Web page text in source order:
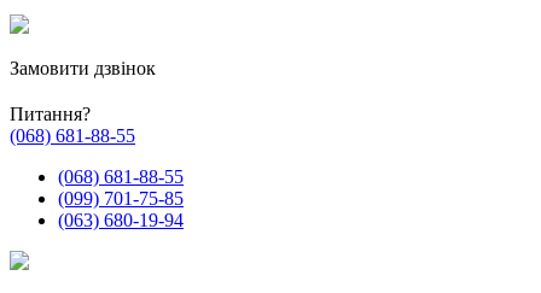
Замовити дзвінок
Питання?
(068) 681-88-55
(068) 681-88-55
(099) 701-75-85
(063) 680-19-94